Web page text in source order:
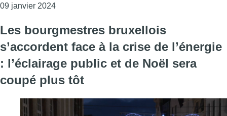
09 janvier 2024Consulter l'article "Karl Vanlouwe (N-VA) sur la
Les bourgmestres bruxellois
s’accordent face à la crise de l’énergie
: l’éclairage public et de Noël sera
coupé plus tôt